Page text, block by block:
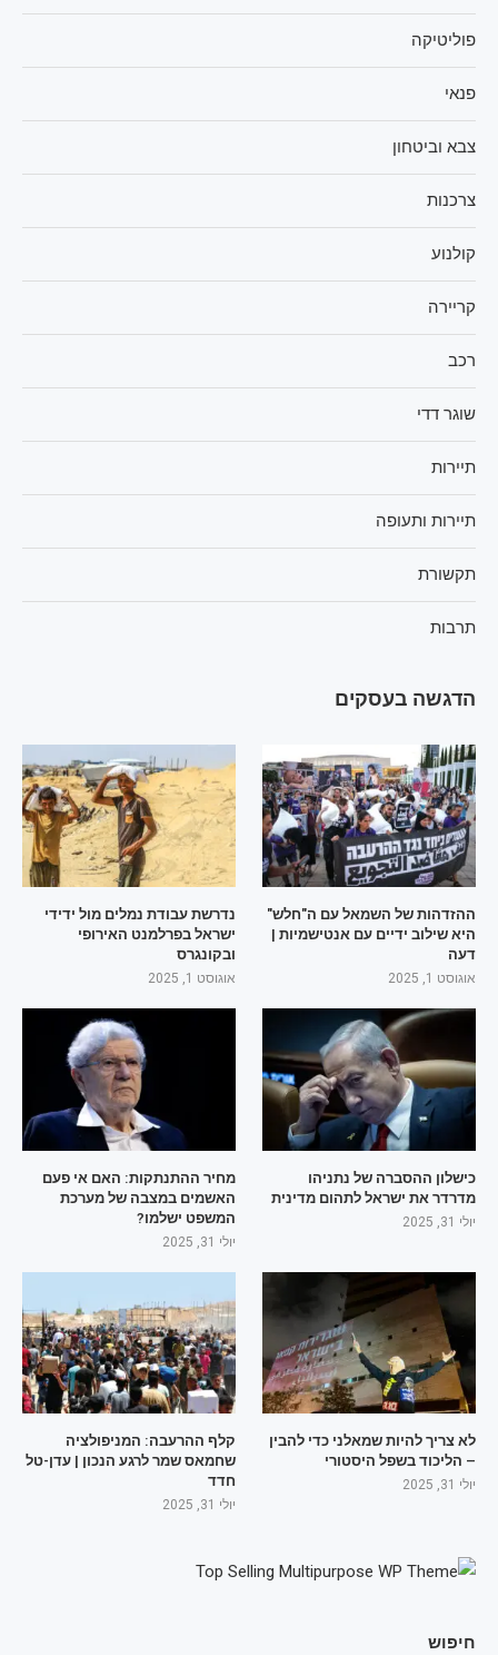
חיפוש
פוליטיקה
פנאי
צבא וביטחון
צרכנות
קולנוע
קריירה
רכב
שוגר דדי
תיירות
תיירות ותעופה
תקשורת
תרבות
הדגשה בעסקים
ההזדהות של השמאל עם ה"חלש"
היא שילוב ידיים עם אנטישמיות |
דעה
אוגוסט 1, 2025
נדרשת עבודת נמלים מול ידידי
ישראל בפרלמנט האירופי
ובקונגרס
אוגוסט 1, 2025
כישלון ההסברה של נתניהו
מדרדר את ישראל לתהום מדינית
יולי 31, 2025
מחיר ההתנתקות: האם אי פעם
האשמים במצבה של מערכת
המשפט ישלמו?
יולי 31, 2025
לא צריך להיות שמאלני כדי להבין
– הליכוד בשפל היסטורי
יולי 31, 2025
קלף ההרעבה: המניפולציה
שחמאס שמר לרגע הנכון | עדן-טל
חדד
יולי 31, 2025